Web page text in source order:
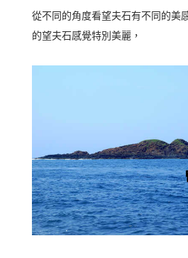
從不同的角度看望夫石有不同的美
的望夫石感覺特別美麗，